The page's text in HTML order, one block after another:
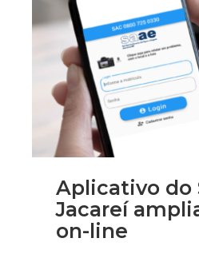
Aplicativo do
Jacareí
on-line